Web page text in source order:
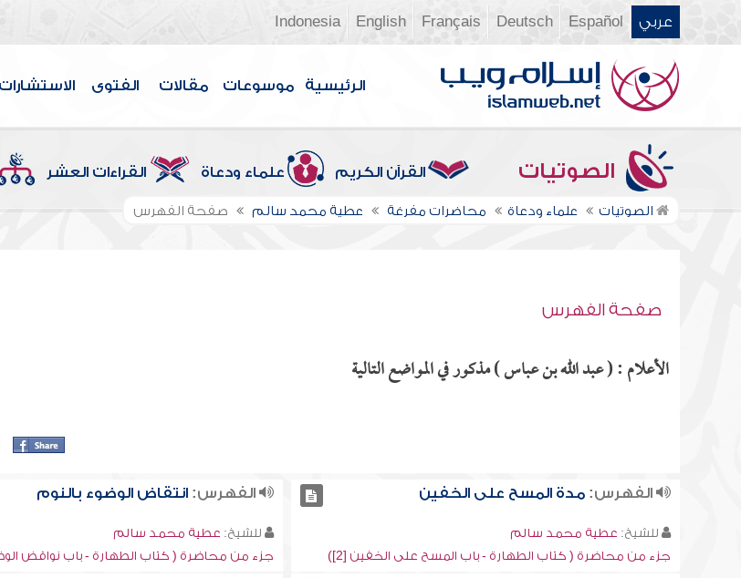
عربي Español
Deutsch
Français
English
Indonesia
الرئيسية موسوعات مقالات الفتوى الاستشارات
الصوتيات القرآن الكريم علماء ودعاة القراءات العشر
الصوتيات علماء ودعاة محاضرات مفرغة عطية محمد سالم صفحة الفهرس
صفحة الفهرس
الأعلام : ( عبد الله بن عباس ) مذكور في المواضع التالية
الفهرس:مدة المسح على الخفين
للشيخ: عطية محمد سالم
جزء من محاضرة ( كتاب الطهارة - باب المسح على الخفين [2])
الفهرس: انتقاض الوضوء بالنوم
للشيخ: عطية محمد سالم
جزء من محاضرة ( كتاب الطهارة - باب نواقض